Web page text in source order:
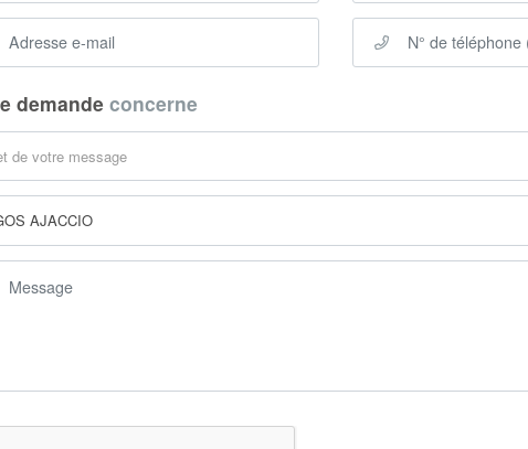
demande concerne
de votre message
AJACCIO